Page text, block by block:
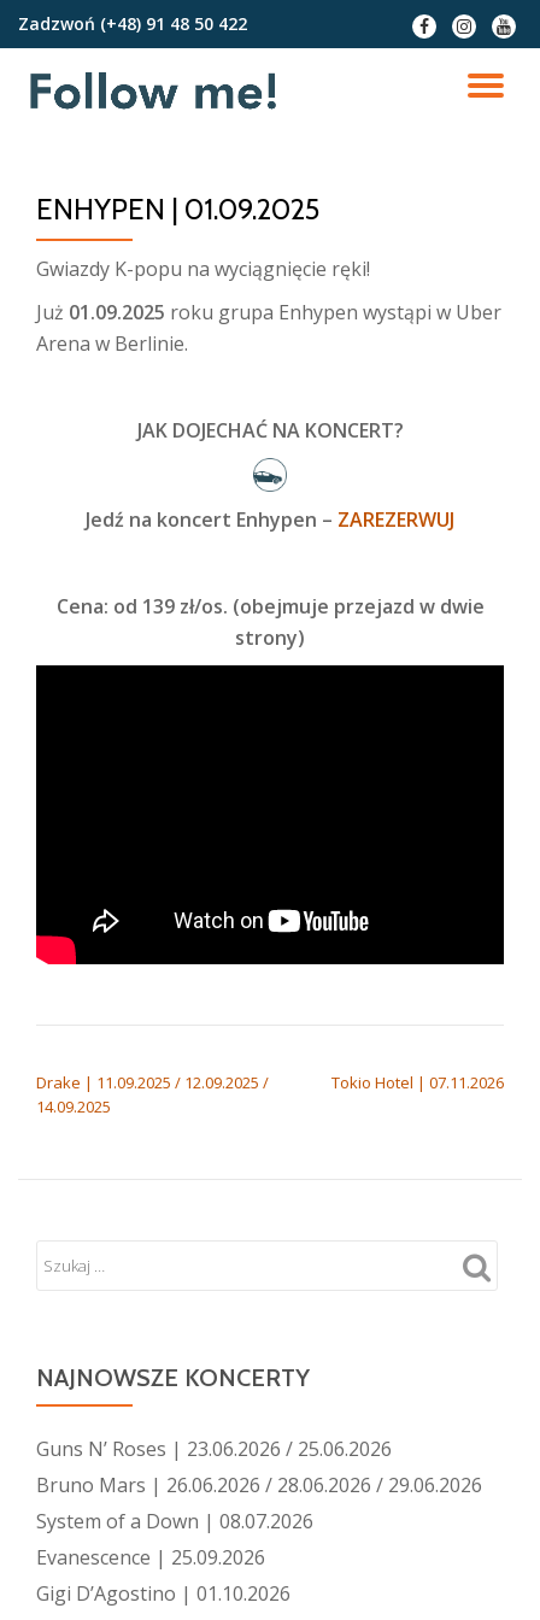
treści
Zadzwoń (+48) 91 48 50 422
fa-
facebook
fa-
instagram
fa-
ENHYPEN | 01.09.2025
Gwiazdy K-popu na wyciągnięcie ręki!
Już 01.09.2025 roku grupa Enhypen wystąpi w Uber
Arena w Berlinie.
JAK DOJECHAĆ NA KONCERT?
Jedź na koncert Enhypen – ZAREZERWUJ
Cena: od 139 zł/os. (obejmuje przejazd w dwie
strony)
Drake | 11.09.2025 / 12.09.2025 /
14.09.2025
Tokio Hotel | 07.11.2026
NAJNOWSZE KONCERTY
Guns N’ Roses | 23.06.2026 / 25.06.2026
Bruno Mars | 26.06.2026 / 28.06.2026 / 29.06.2026
System of a Down | 08.07.2026
Evanescence | 25.09.2026
Gigi D’Agostino | 01.10.2026